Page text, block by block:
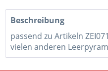
Beschreibung
passend zu Artikeln
vielen anderen